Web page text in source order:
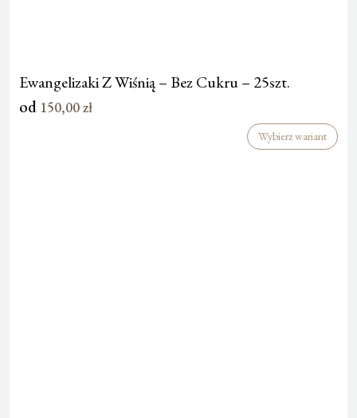
Ewangelizaki Z Wiśnią – Bez Cukru – 25szt.
od 150,00zł
Wybierz wariant